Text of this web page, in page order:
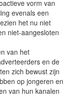
vorm van
evenals een
het nu niet
niet-aangesloten
van het
en de
zich bewust zijn
op jongeren en
van hun kanalen